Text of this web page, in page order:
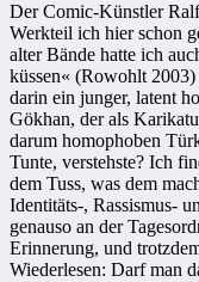
Der Comic-Künstler
Werkteil ich hier schon
alter Bände hatte ich
küssen« (Rowohlt
darin ein junger, latent
Gökhan, der als
darum homophoben
Tunte, verstehste? Ich
dem Tuss, was dem
Identitäts-, Rassismus-
genauso an der
Erinnerung, und
Wiederlesen: Darf man